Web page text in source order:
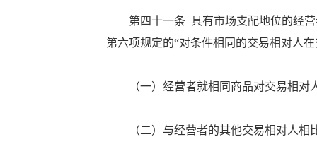
第四十一条 具有市场支配地位的经营
第六项规定的“对条件相同的交易相对人
（一）经营者就相同商品对交易相对
（二）与经营者的其他交易相对人相比